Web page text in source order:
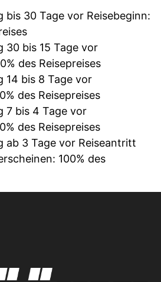
bis 30 Tage vor Reisebeginn:
30 bis 15 Tage vor
des Reisepreises
14 bis 8 Tage vor
des Reisepreises
7 bis 4 Tage vor
des Reisepreises
ab 3 Tage vor Reiseantritt
100% des